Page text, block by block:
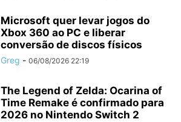
Microsoft quer levar jogos do
Xbox 360 ao PC e liberar
conversão de discos físicos
Greg - 06/08/2026 22:19
The Legend of Zelda: Ocarina of
Time Remake é confirmado para
2026 no Nintendo Switch 2